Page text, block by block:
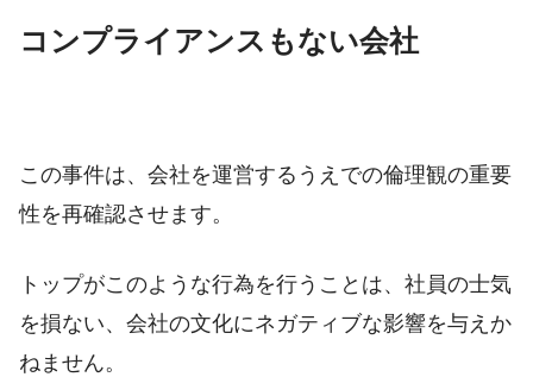
コンプライアンスもない会社
この事件は、会社を運営するうえでの倫理観の重要
性を再確認させます。
トップがこのような行為を行うことは、社員の士気
を損ない、会社の文化にネガティブな影響を与えか
ねません。